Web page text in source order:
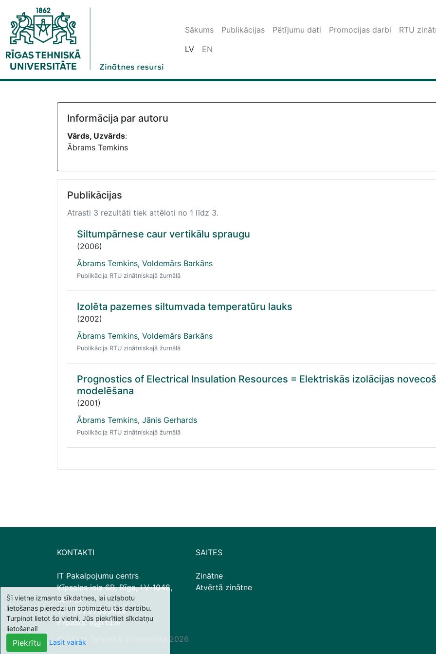
Sākums Publikācijas Pētījumu dati Promocijas darbi RTU
LV
EN
Informācija par autoru
Vārds, Uzvārds:
Ābrams Temkins
Publikācijas
Atrasti 3 rezultāti tiek attēloti no 1 līdz 3.
Siltumpārnese caur vertikālu spraugu
(2006)
Ābrams Temkins, Voldemārs Barkāns
Publikācija RTU zinātniskajā žurnālā
Izolēta pazemes siltumvada temperatūru lauks
(2002)
Ābrams Temkins, Voldemārs Barkāns
Publikācija RTU zinātniskajā žurnālā
Prognostics of Electrical Insulation Resources = Elektriskās izolācijas
modelēšana
(2001)
Ābrams Temkins, Jānis Gerhards
Publikācija RTU zinātniskajā žurnālā
KONTAKTI
IT Pakalpojumu centrs
Ķīpsalas iela 6B, Rīga, LV-1048,
Latvija
T.: +371 67089999
E-pasts: it@rtu.lv
SAITES
Zinātne
Atvērtā zinātne
© Rīgas Tehniskā universitāte 2026
Šī vietne izmanto sīkdatnes, lai uzlabotu
lietošanas pieredzi un optimizētu tās darbību.
Turpinot lietot šo vietni, Jūs piekrītiet sīkdatņu
lietošanai!
Piekrītu Lasīt vairāk